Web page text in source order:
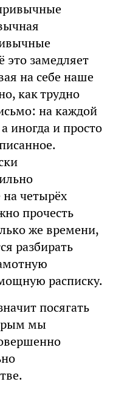
это замедляет
на себе наше
как трудно
на каждой
иногда и просто
на четырёх
прочесть
же времени,
разбирать
расписку.
посягать
мы